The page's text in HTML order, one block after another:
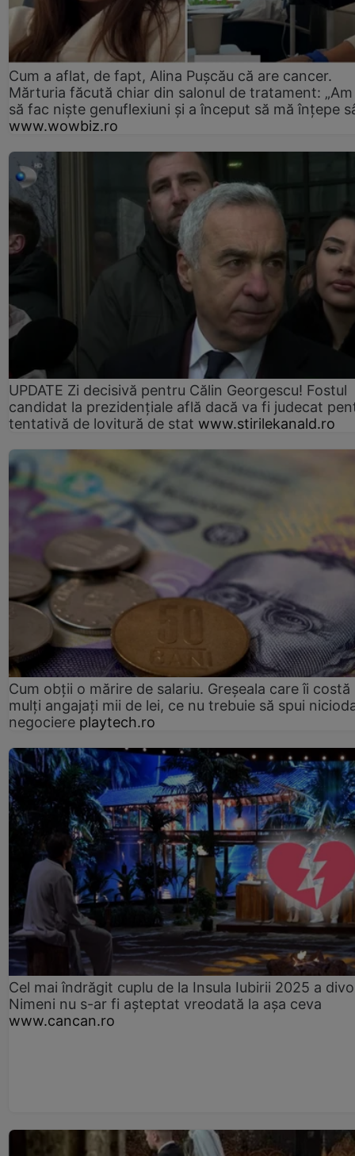
Cum a aflat, de fapt, Alina Pușcău că are cancer.
Mărturia făcută chiar din salonul de tratament:
să fac niște genuflexiuni și a început să mă înțepe
www.wowbiz.ro
UPDATE Zi decisivă pentru Călin Georgescu! Fostul
candidat la prezidențiale află dacă va fi judecat
tentativă de lovitură de stat www.stirilekanald.ro
Cum obții o mărire de salariu. Greșeala care îi costă
mulți angajați mii de lei, ce nu trebuie să spui
negociere playtech.ro
Cel mai îndrăgit cuplu de la Insula Iubirii 2025 a
Nimeni nu s-ar fi așteptat vreodată la așa ceva
www.cancan.ro